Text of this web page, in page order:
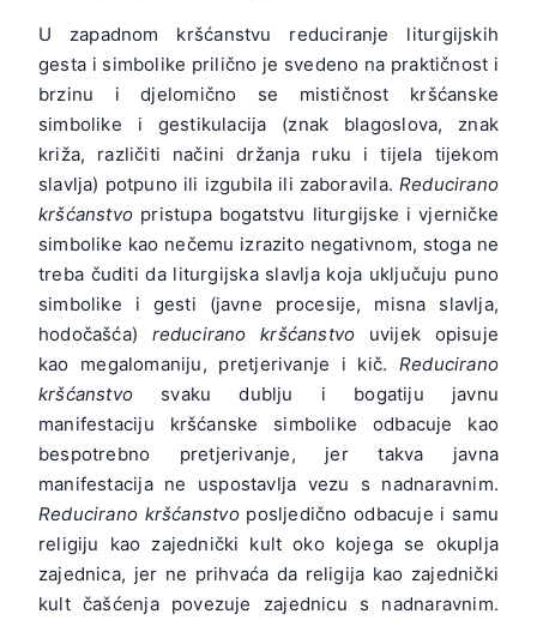
U zapadnom kršćanstvu reduciranje liturgijskih
gesta i simbolike prilično je svedeno na praktičnost i
brzinu i djelomično se mističnost kršćanske
simbolike i gestikulacija (znak blagoslova, znak
križa, različiti načini držanja ruku i tijela tijekom
slavlja) potpuno ili izgubila ili zaboravila. Reducirano
kršćanstvo pristupa bogatstvu liturgijske i vjerničke
simbolike kao nečemu izrazito negativnom, stoga ne
treba čuditi da liturgijska slavlja koja uključuju puno
simbolike i gesti (javne procesije, misna slavlja,
hodočašća) reducirano kršćanstvo uvijek opisuje
kao megalomaniju, pretjerivanje i kič. Reducirano
kršćanstvo svaku dublju i bogatiju javnu
manifestaciju kršćanske simbolike odbacuje kao
bespotrebno pretjerivanje, jer takva javna
manifestacija ne uspostavlja vezu s nadnaravnim.
Reducirano kršćanstvoposljedično odbacuje i samu
religiju kao zajednički kult oko kojega se okuplja
zajednica, jer ne prihvaća da religija kao zajednički
kult čašćenja povezuje zajednicu s nadnaravnim.